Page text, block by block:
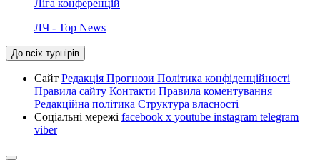
Ліга конференцій
ЛЧ - Top News
До всіх турнірів
Сайт Редакція Прогнози Політика конфіденційності
Правила сайту Контакти Правила коментування
Редакційна політика Структура власності
Соціальні мережі facebook x youtube instagram telegram
viber